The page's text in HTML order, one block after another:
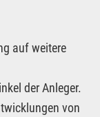
auf weitere
der Anleger.
von